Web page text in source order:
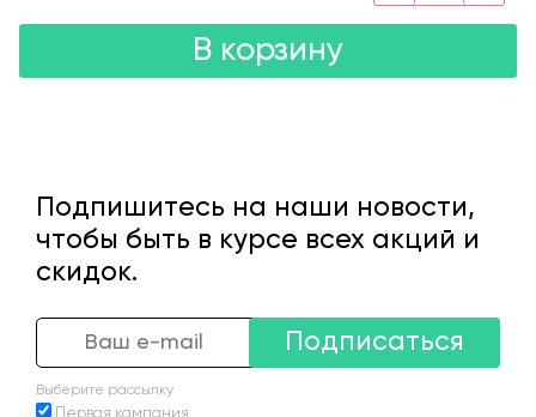
В корзину
Подпишитесь на наши новости,
чтобы быть в курсе всех акций и
скидок.
Подписаться
Выберите рассылку
Первая кампания